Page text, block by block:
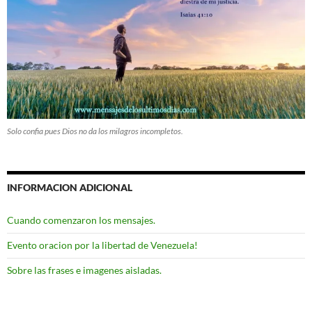
Solo confia pues Dios no da los milagros incompletos.
INFORMACION ADICIONAL
Cuando comenzaron los mensajes.
Evento oracion por la libertad de Venezuela!
Sobre las frases e imagenes aisladas.